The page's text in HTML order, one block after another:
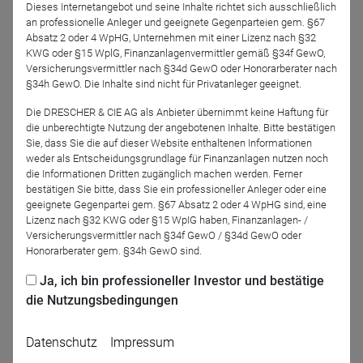
Referenten
Thorsten
Pörschmann
DRESCHER & CIE AG
Dieses Internetangebot und seine Inhalte richtet sich ausschließlich
an professionelle Anleger und geeignete Gegenparteien gem. §67
Absatz 2 oder 4 WpHG, Unternehmen mit einer Lizenz nach §32
KWG oder §15 WplG, Finanzanlagenvermittler gemäß §34f GewO,
Versicherungsvermittler nach §34d GewO oder Honorarberater nach
§34h GewO. Die Inhalte sind nicht für Privatanleger geeignet.
Die DRESCHER & CIE AG als Anbieter übernimmt keine Haftung für
die unberechtigte Nutzung der angebotenen Inhalte. Bitte bestätigen
Sie, dass Sie die auf dieser Website enthaltenen Informationen
weder als Entscheidungsgrundlage für Finanzanlagen nutzen noch
die Informationen Dritten zugänglich machen werden. Ferner
bestätigen Sie bitte, dass Sie ein professioneller Anleger oder eine
geeignete Gegenpartei gem. §67 Absatz 2 oder 4 WpHG sind, eine
Lizenz nach §32 KWG oder §15 WpIG haben, Finanzanlagen- /
Versicherungsvermittler nach §34f GewO / §34d GewO oder
Honorarberater gem. §34h GewO sind.
Ja, ich bin professioneller Investor und bestätige
die Nutzungsbedingungen
Datenschutz Impressum